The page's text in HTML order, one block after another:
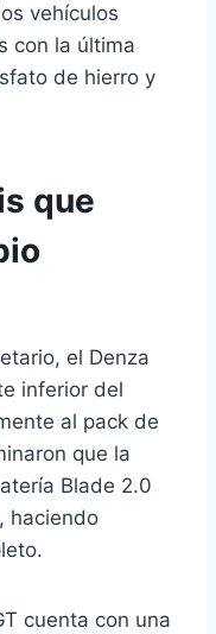
vehículos
con la última
de hierro y
que
el Denza
inferior del
al pack de
que la
Blade 2.0
haciendo
cuenta con una